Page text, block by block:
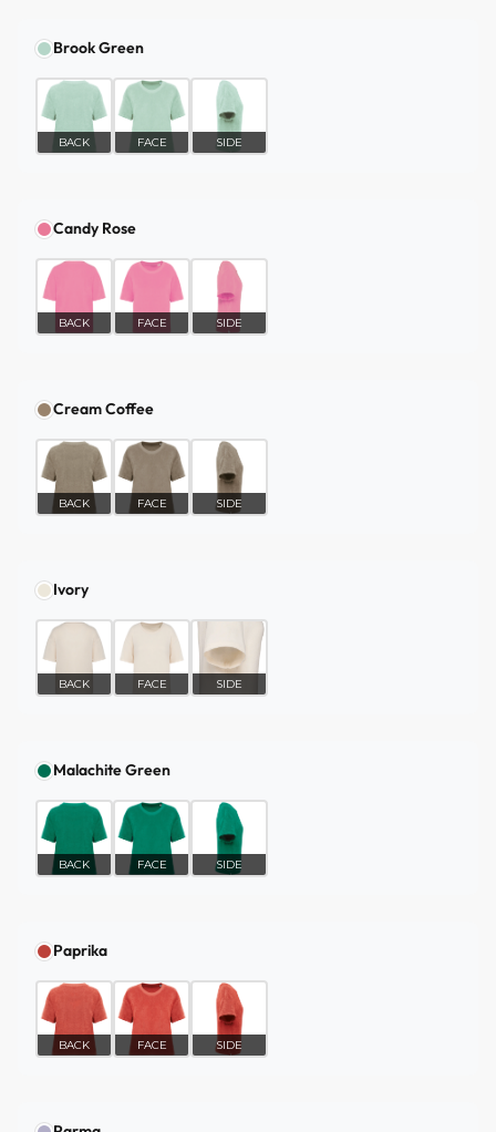
Brook Green
BACK FACE SIDE
Candy Rose
BACK FACE SIDE
Cream Coffee
BACK FACE SIDE
Ivory
BACK FACE SIDE
Malachite Green
BACK FACE SIDE
Paprika
BACK FACE SIDE